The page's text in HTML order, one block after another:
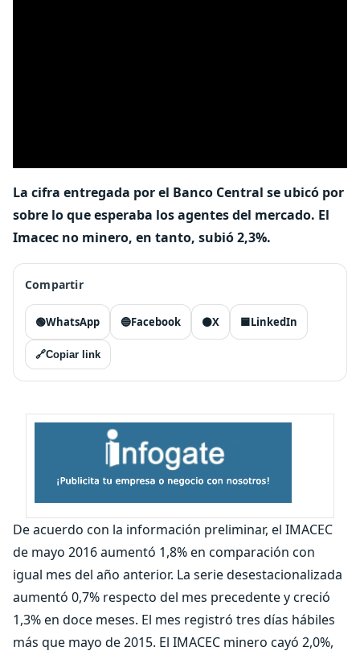
La cifra entregada por el Banco Central se ubicó por
sobre lo que esperaba los agentes del mercado. El
Imacec no minero, en tanto, subió 2,3%.
Compartir
🟢WhatsApp 🔵Facebook ⚫X 🟦LinkedIn
🔗Copiar link
De acuerdo con la información preliminar, el IMACEC
de mayo 2016 aumentó 1,8% en comparación con
igual mes del año anterior. La serie desestacionalizada
aumentó 0,7% respecto del mes precedente y creció
1,3% en doce meses. El mes registró tres días hábiles
más que mayo de 2015. El IMACEC minero cayó 2,0%,